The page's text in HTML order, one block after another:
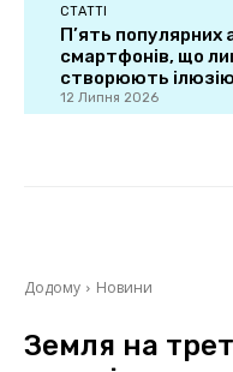
СТАТТІ
П’ять популярних
смартфонів, що
створюють
12 Липня 2026